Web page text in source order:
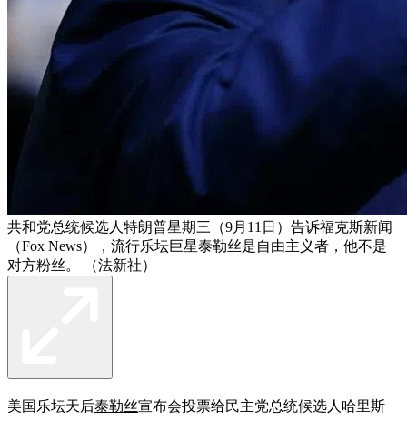
共和党总统候选人特朗普星期三（9月11日）告诉福克斯新闻
（Fox News），流行乐坛巨星泰勒丝是自由主义者，他不是
对方粉丝。 （法新社）
美国乐坛天后泰勒丝宣布会投票给民主党总统候选人哈里斯